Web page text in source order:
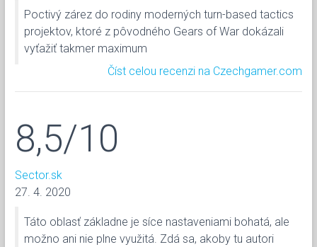
Poctivý zárez do rodiny moderných turn-based tactics
projektov, ktoré z pôvodného Gears of War dokázali
vyťažiť takmer maximum
Číst celou recenzi na Czechgamer.com
8,5/10
Sector.sk
27. 4. 2020
Táto oblasť základne je síce nastaveniami bohatá, ale
možno ani nie plne využitá. Zdá sa, akoby tu autori